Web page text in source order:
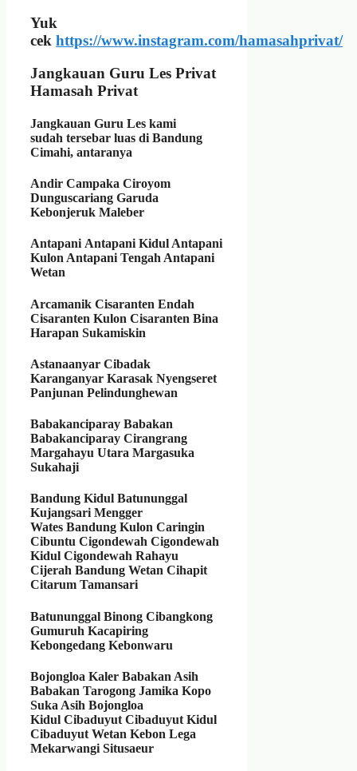
Yuk
cek https://www.instagram.com/hamasahprivat/
Jangkauan Guru Les Privat
Hamasah Privat
Jangkauan Guru Les kami
sudah tersebar luas di Bandung
Cimahi, antaranya
Andir Campaka Ciroyom
Dunguscariang Garuda
Kebonjeruk Maleber
AntapaniAntapani Kidul Antapani
Kulon Antapani Tengah Antapani
Wetan
Arcamanik Cisaranten Endah
Cisaranten Kulon Cisaranten Bina
Harapan Sukamiskin
Astanaanyar Cibadak
Karanganyar Karasak Nyengseret
Panjunan Pelindunghewan
Babakanciparay Babakan
Babakanciparay Cirangrang
Margahayu Utara Margasuka
Sukahaji
Bandung Kidul Batununggal
Kujangsari Mengger
Wates Bandung Kulon Caringin
Cibuntu Cigondewah Cigondewah
Kidul Cigondewah Rahayu
Cijerah Bandung Wetan Cihapit
Citarum Tamansari
Batununggal Binong Cibangkong
Gumuruh Kacapiring
Kebongedang Kebonwaru
Bojongloa Kaler Babakan Asih
Babakan Tarogong Jamika Kopo
Suka Asih Bojongloa
Kidul Cibaduyut Cibaduyut Kidul
Cibaduyut Wetan Kebon Lega
Mekarwangi Situsaeur